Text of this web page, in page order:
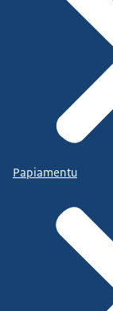
Papiamentu